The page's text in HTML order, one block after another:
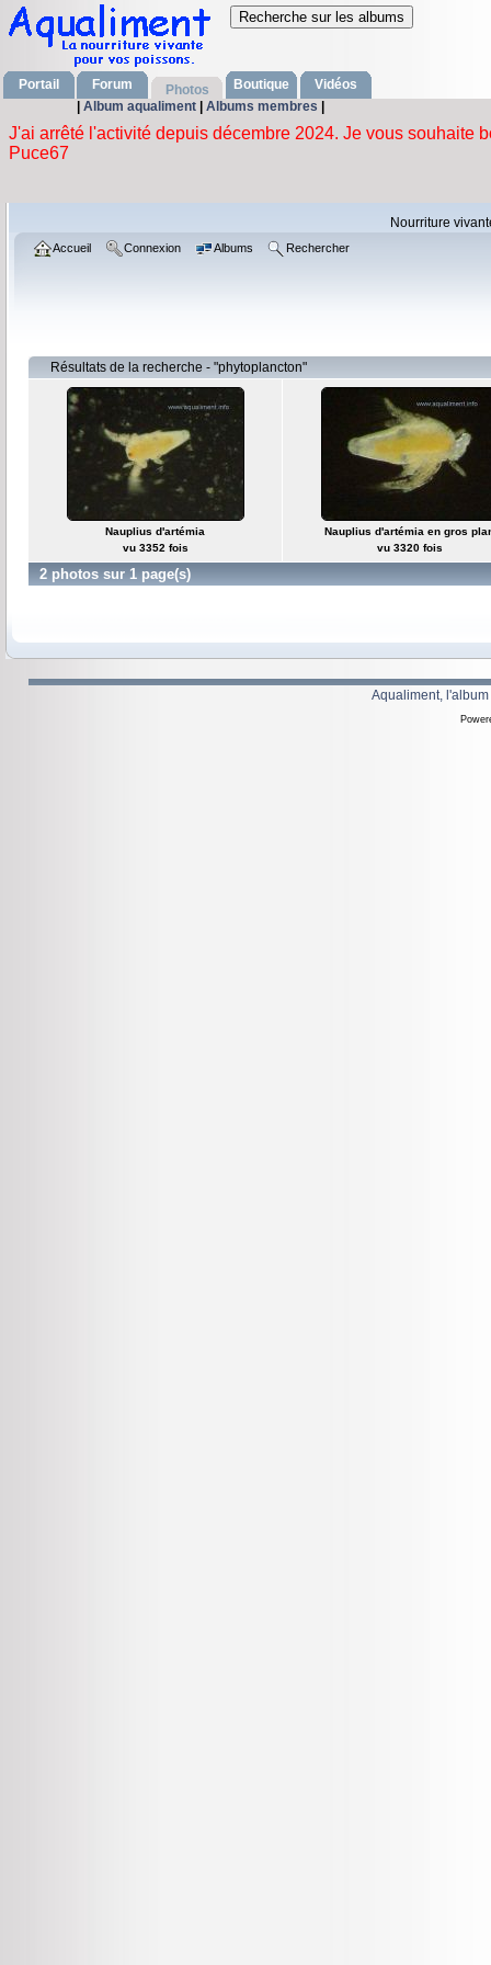
Portail Forum Photos Boutique
Vidéos
Album aqualiment Albums membres
Nourriture
Accueil Connexion Albums Rechercher
Résultats de la recherche - "phytoplancton"
Nauplius d'artémia
vu 3352 fois
Nauplius d'artémia en gros
vu 3320 fois
2 photos sur 1 page(s)
Aqualiment,